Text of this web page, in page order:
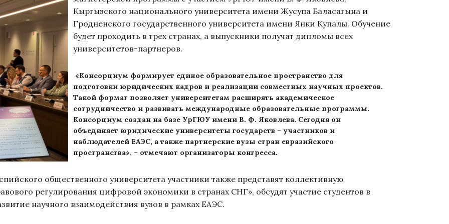
Кыргызского национального университета имени Жусупа Баласагына и
Гродненского государственного университета имени Янки Купалы. Обучение
будет проходить в трех странах, а выпускники получат дипломы всех
университетов-партнеров.
«Консорциум формирует единое образовательное пространство для
подготовки юридических кадров и реализации совместных научных проектов.
Такой формат позволяет университетам расширять академическое
сотрудничество и развивать международные образовательные программы.
Консорциум создан на базе УрГЮУ имени В. Ф. Яковлева. Сегодня он
объединяет юридические университеты государств – участников и
наблюдателей ЕАЭС, а также партнерские вузы стран евразийского
пространства», – отмечают организаторы конгресса.
общественного университета участники также представят коллективную
регулирования цифровой экономики в странах СНГ», обсудят участие студентов в
научного взаимодействия вузов в рамках ЕАЭС.